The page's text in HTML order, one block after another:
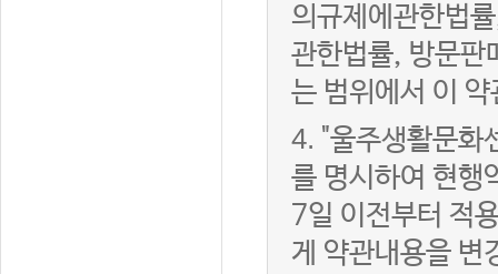
의규제에관한법
관한법률, 방문판
는 범위에서 이
4. "울주생활문화
를 명시하여 현행
7일 이전부터 적
게 약관내용을 변